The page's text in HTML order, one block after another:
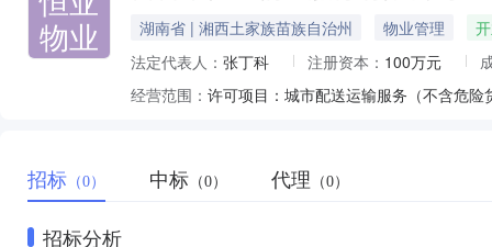
物业 湖南省 | 湘西土家族苗族自治州 物业管理
法定代表人： 张丁科 注册资本： 100万元
经营范围：
招标 （0） 中标 （0） 代理 （0）
招标分析